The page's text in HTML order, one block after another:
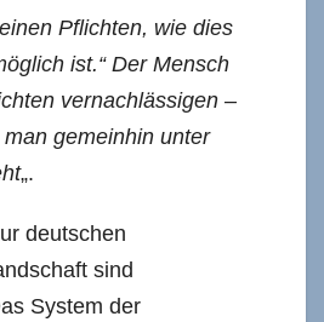
Pflichten, wie dies
ist.“ Der Mensch
vernachlässigen –
gemeinhin unter
„.
deutschen
sind
System der